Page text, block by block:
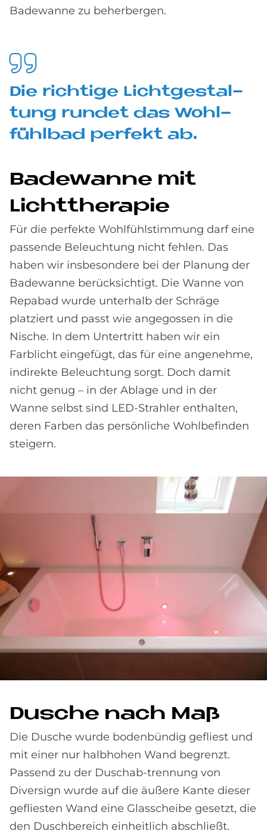
Badewanne zu beherbergen.
Die rich­ti­ge Licht­ge­stal­
tung run­det das Wohl­
fühl­bad per­fe­kt ab.
Ba­de­wan­ne mit
Licht­the­ra­pie
Für die perfekte Wohlfühlstimmung darf eine
passende Beleuchtung nicht fehlen. Das
haben wir insbesondere bei der Planung der
Badewanne berücksichtigt. Die Wanne von
Repabad wurde unterhalb der Schräge
platziert und passt wie angegossen in die
Nische. In dem Untertritt haben wir ein
Farblicht eingefügt, das für eine angenehme,
indirekte Beleuchtung sorgt. Doch damit
nicht genug – in der Ablage und in der
Wanne selbst sind LED-Strahler enthalten,
deren Farben das persönliche Wohlbefinden
steigern.
Du­sche nach Maß
Die Dusche wurde bodenbündig gefliest und
mit einer nur halbhohen Wand begrenzt.
Passend zu der Duschab-trennung von
Diversign wurde auf die äußere Kante dieser
gefliesten Wand eine Glasscheibe gesetzt, die
den Duschbereich einheitlich abschließt.